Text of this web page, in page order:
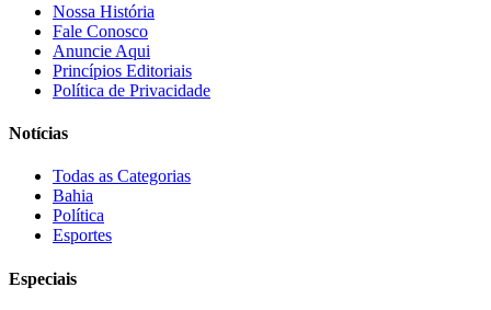
Nossa História
Fale Conosco
Anuncie Aqui
Princípios Editoriais
Política de Privacidade
Notícias
Todas as Categorias
Bahia
Política
Esportes
Especiais